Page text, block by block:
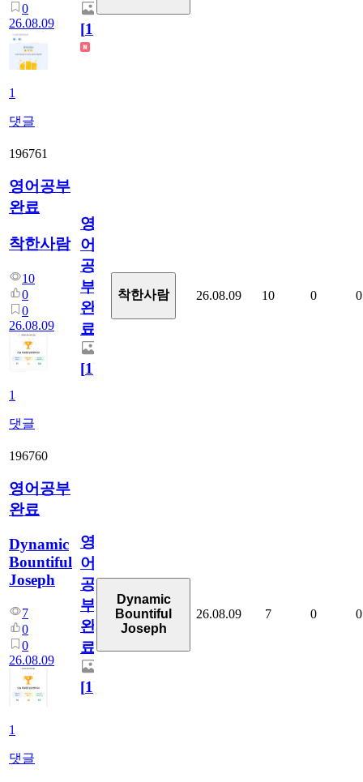
0
26.08.09
1
댓글
[1]
196761
영어공부
완료
착한사람
10
0
0
26.08.09
1
댓글
영
어
공
부
완
료
[1]
착한사람 26.08.09 10 0 0
196760
영어공부
완료
Dynamic
Bountiful
Joseph
7
0
0
26.08.09
1
댓글
영
어
공
부
완
료
[1]
Dynamic
Bountiful
Joseph
26.08.09 7 0 0